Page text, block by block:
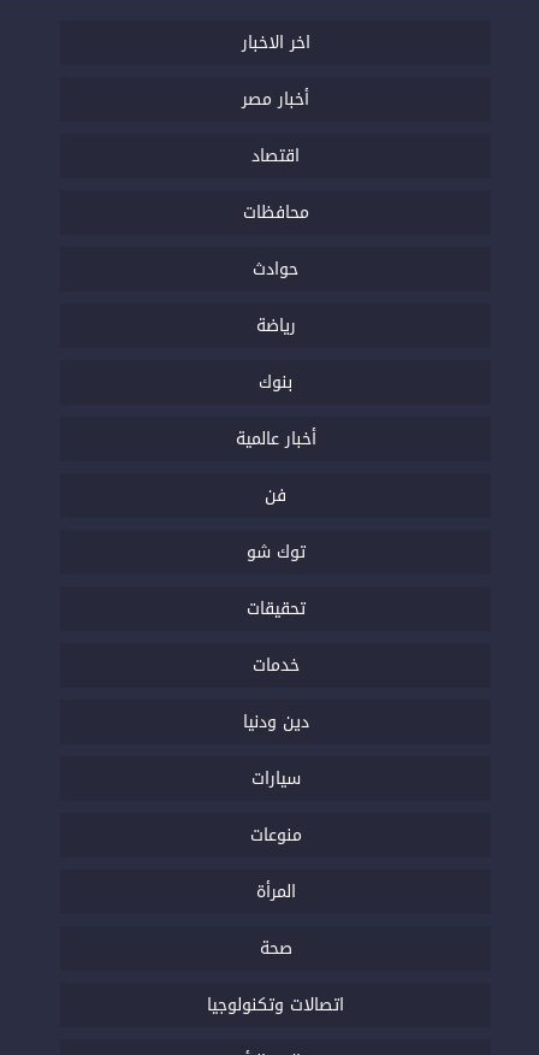
اخر الاخبار
أخبار مصر
اقتصاد
محافظات
حوادث
رياضة
بنوك
أخبار عالمية
فن
توك شو
تحقيقات
خدمات
دين ودنيا
سيارات
منوعات
المرأة
صحة
اتصالات وتكنولوجيا